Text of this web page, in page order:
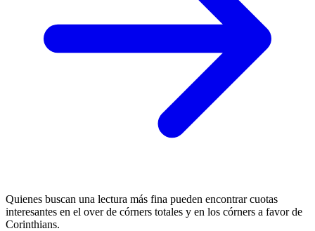
Quienes buscan una lectura más fina pueden encontrar cuotas
interesantes en el over de córners totales y en los córners a favor de
Corinthians.